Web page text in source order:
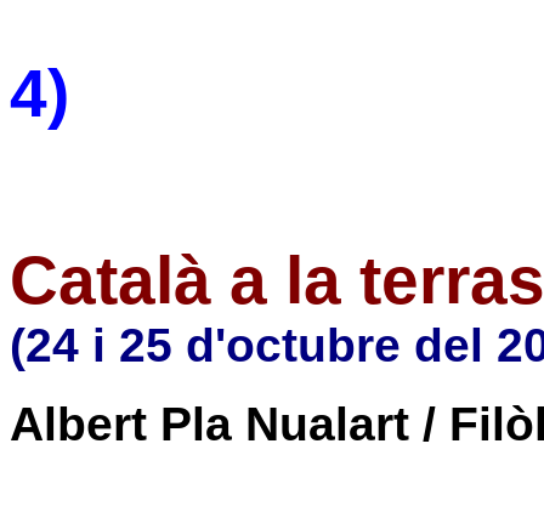
4)
Català a la
(24 i 25 d'octubre del
Albert Pla Nualart /